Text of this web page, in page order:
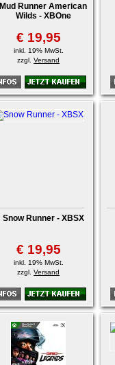
Mud Runner American
Wilds - XBOne
€ 19,95
inkl. 19% MwSt.
zzgl. Versand
Snow Runner - XBSX
€ 19,95
inkl. 19% MwSt.
zzgl. Versand